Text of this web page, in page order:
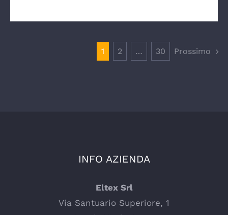
1 2 … 30 Prossimo
INFO AZIENDA
Eltex Srl
Via Santuario Superiore, 1